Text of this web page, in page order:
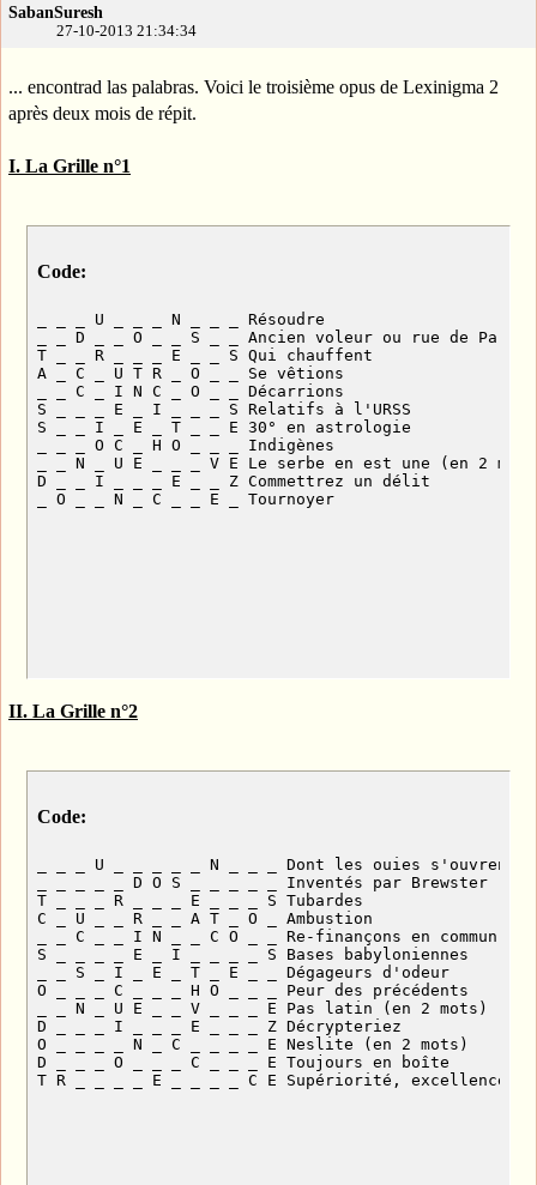
SabanSuresh
27-10-2013 21:34:34
... encontrad las palabras. Voici le troisième opus de Lexinigma 2
après deux mois de répit.
I. La Grille n°1
Code:
_ _ _ U _ _ _ N _ _ _ Résoudre
_ _ D _ _ O _ _ S _ _ Ancien voleur ou rue de Paris
T _ _ R _ _ _ E _ _ S Qui chauffent
A _ C _ U T R _ O _ _ Se vêtions
_ _ C _ I N C _ O _ _ Décarrions
S _ _ _ E _ I _ _ _ S Relatifs à l'URSS
S _ _ I _ E _ T _ _ E 30° en astrologie
_ _ _ O C _ H O _ _ _ Indigènes
_ _ N _ U E _ _ _ V E Le serbe en est une (en 2
D _ _ I _ _ _ E _ _ Z Commettrez un délit
_ O _ _ N _ C _ _ E _ Tournoyer
II. La Grille n°2
Code:
_ _ _ U _ _ _ _ _ N _ _ _ Dont les ouies s'ouvrent
_ _ _ _ _ D O S _ _ _ _ _ Inventés par Brewster
T _ _ _ R _ _ _ E _ _ _ S Tubardes
C _ U _ _ R _ _ A T _ O _ Ambustion
_ _ C _ _ I N _ _ C O _ _ Re-finançons en commun
S _ _ _ _ E _ I _ _ _ _ S Bases babyloniennes
_ _ S _ I _ E _ T _ E _ _ Dégageurs d'odeur
O _ _ _ C _ _ _ H O _ _ _ Peur des précédents
_ _ N _ U E _ _ V _ _ _ E Pas latin (en 2 mots)
D _ _ _ I _ _ _ E _ _ _ Z Décrypteriez
O _ _ _ _ N _ C _ _ _ _ E Neslite (en 2 mots)
D _ _ _ O _ _ _ C _ _ _ E Toujours en boîte
T R _ _ _ _ E _ _ _ _ C E Supériorité, excellence